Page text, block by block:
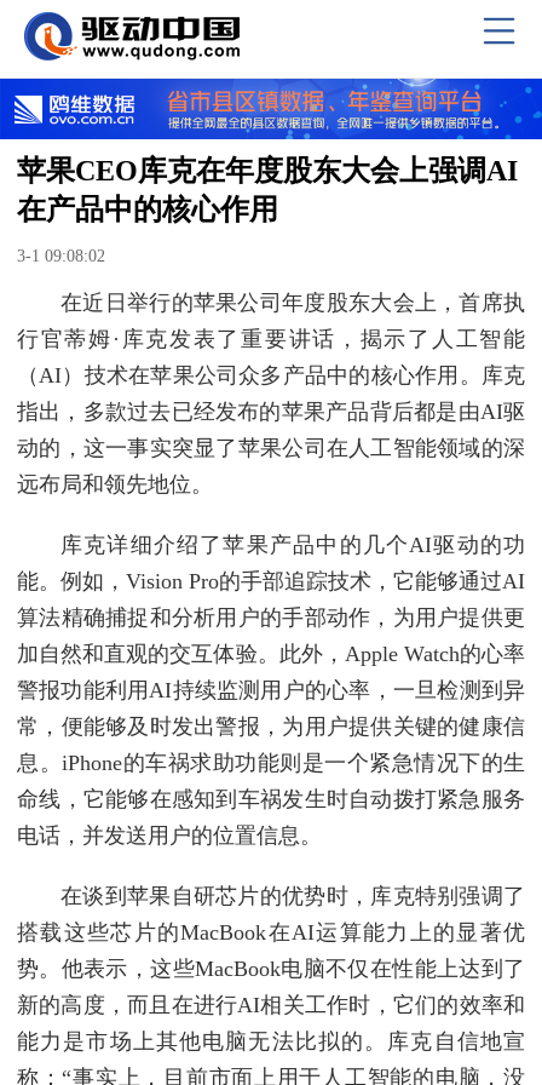
苹果CEO库克在年度股东大会上强调AI
在产品中的核心作用
3-1 09:08:02
在近日举行的苹果公司年度股东大会上，首席执
行官蒂姆·库克发表了重要讲话，揭示了人工智能
（AI）技术在苹果公司众多产品中的核心作用。库克
指出，多款过去已经发布的苹果产品背后都是由AI驱
动的，这一事实突显了苹果公司在人工智能领域的深
远布局和领先地位。
库克详细介绍了苹果产品中的几个AI驱动的功
能。例如，Vision Pro的手部追踪技术，它能够通过AI
算法精确捕捉和分析用户的手部动作，为用户提供更
加自然和直观的交互体验。此外，Apple Watch的心率
警报功能利用AI持续监测用户的心率，一旦检测到异
常，便能够及时发出警报，为用户提供关键的健康信
息。iPhone的车祸求助功能则是一个紧急情况下的生
命线，它能够在感知到车祸发生时自动拨打紧急服务
电话，并发送用户的位置信息。
在谈到苹果自研芯片的优势时，库克特别强调了
搭载这些芯片的MacBook在AI运算能力上的显著优
势。他表示，这些MacBook电脑不仅在性能上达到了
新的高度，而且在进行AI相关工作时，它们的效率和
能力是市场上其他电脑无法比拟的。库克自信地宣
称：“事实上，目前市面上用于人工智能的电脑，没